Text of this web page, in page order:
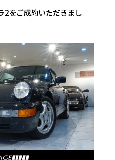
2をご成約いただきまし